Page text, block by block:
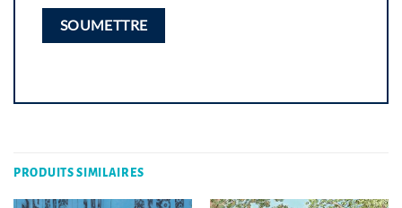
PRODUITS SIMILAIRES